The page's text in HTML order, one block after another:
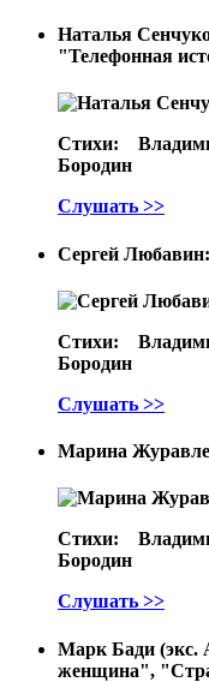
Наталья
"Телефонная
Стихи:
Бородин
Слушать >>
Сергей
Стихи:
Бородин
Слушать >>
Марина
Стихи:
Бородин
Слушать >>
Марк Бади
женщина",